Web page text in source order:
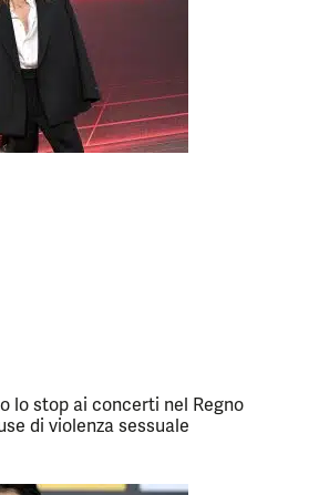
lo stop ai concerti nel Regno
di violenza sessuale